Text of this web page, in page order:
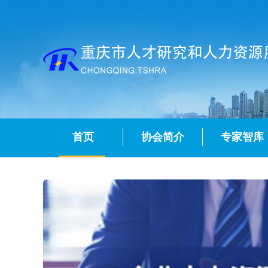
首页 协会简介 专家智库